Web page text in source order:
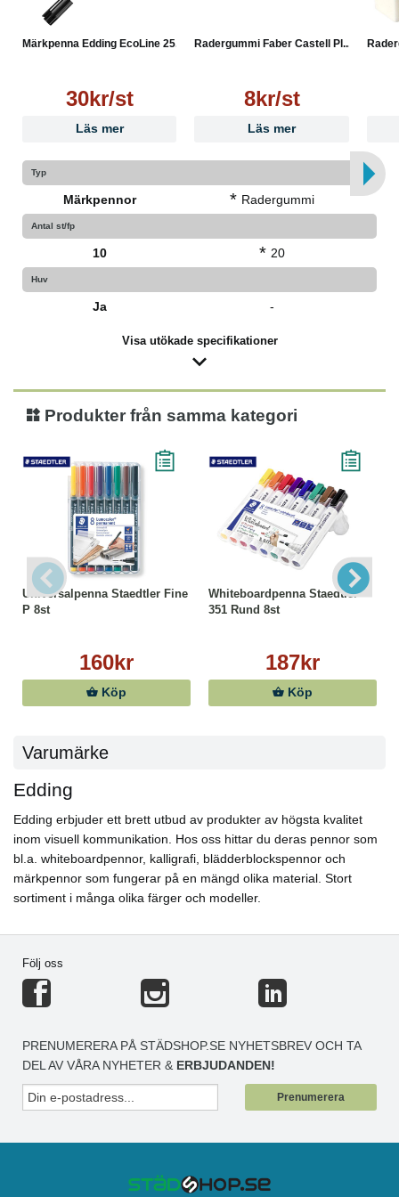
Märkpenna Edding EcoLine 25...
30kr/st
Läs mer
Radergummi Faber Castell Pl...
8kr/st
Läs mer
Typ
Märkpennor * Radergummi
Antal st/fp
10 * 20
Huv
Ja -
Visa utökade specifikationer
Produkter från samma kategori
Universalpenna Staedtler Fine
P 8st
160kr
Köp
Whiteboardpenna Staedtler
351 Rund 8st
187kr
Köp
Varumärke
Edding
Edding erbjuder ett brett utbud av produkter av högsta kvalitet
inom visuell kommunikation. Hos oss hittar du deras pennor som
bl.a. whiteboardpennor, kalligrafi, blädderblockspennor och
märkpennor som fungerar på en mängd olika material. Stort
sortiment i många olika färger och modeller.
Följ oss
PRENUMERERA PÅ STÄDSHOP.SE NYHETSBREV OCH TA
DEL AV VÅRA NYHETER & ERBJUDANDEN!
Prenumerera